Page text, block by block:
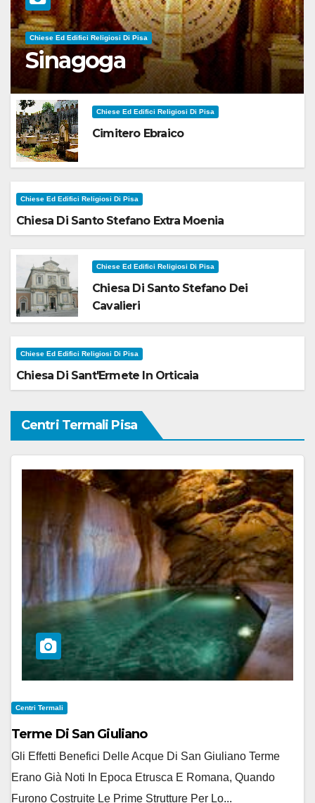
Chiese Ed Edifici Religiosi Di Pisa
Sinagoga
Chiese Ed Edifici Religiosi Di Pisa
Cimitero Ebraico
Chiese Ed Edifici Religiosi Di Pisa
Chiesa Di Santo Stefano Extra Moenia
Chiese Ed Edifici Religiosi Di Pisa
Chiesa Di Santo Stefano Dei
Cavalieri
Chiese Ed Edifici Religiosi Di Pisa
Chiesa Di Sant'Ermete In Orticaia
Centri Termali Pisa
Centri Termali
Terme Di San Giuliano
Gli Effetti Benefici Delle Acque Di San Giuliano Terme
Erano Già Noti In Epoca Etrusca E Romana, Quando
Furono Costruite Le Prime Strutture Per Lo...